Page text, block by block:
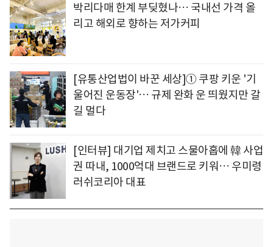
박리다매 한계 부딪혔나… 국내선 가격 올
리고 해외로 향하는 저가커피
[유통산업법이 바꾼 세상]① 쿠팡 키운 '기
울어진 운동장'… 규제 완화 운 띄웠지만 갈
길 멀다
[인터뷰] 대기업 제치고 스물아홉에 韓 사업
권 따내, 1000억대 브랜드로 키워… 우미령
러쉬코리아 대표